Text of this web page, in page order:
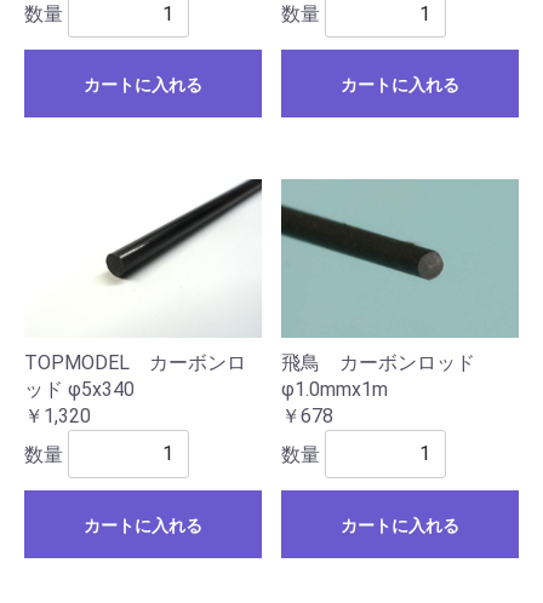
数量
カートに入れる
数量
カートに入れる
TOPMODEL カーボンロ
ッド φ5x340
￥1,320
数量
カートに入れる
飛鳥 カーボンロッド
φ1.0mmx1m
￥678
数量
カートに入れる